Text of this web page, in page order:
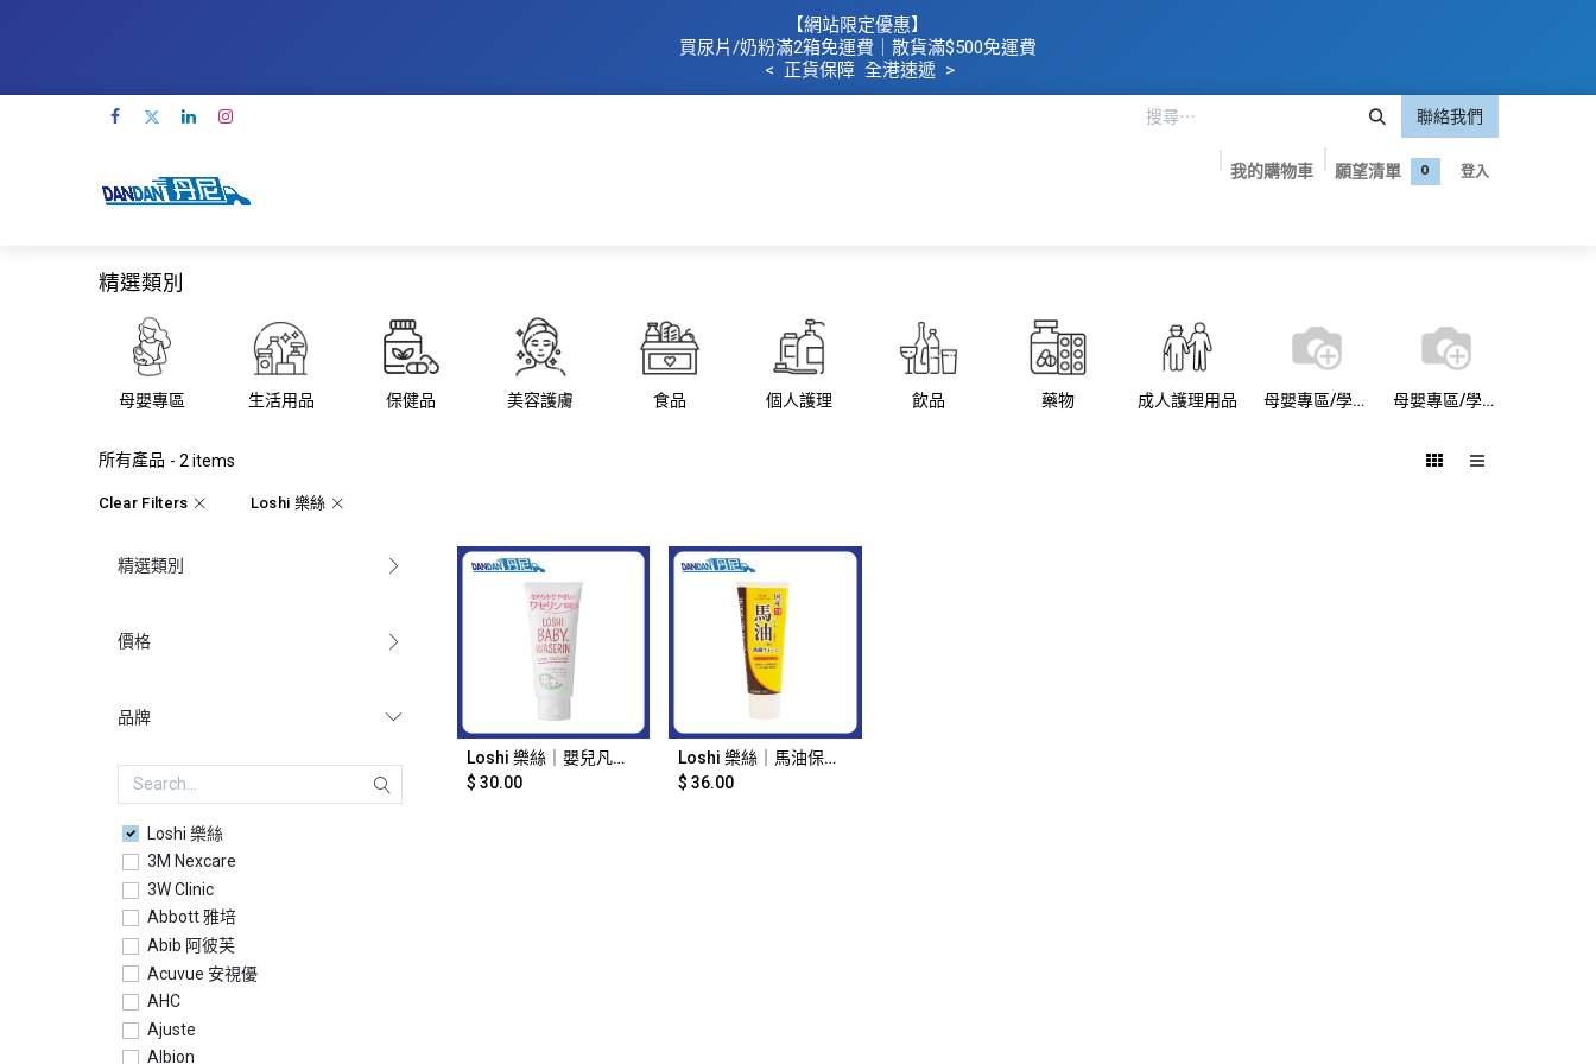
【網站限定優惠】
買尿片/奶粉滿2箱免運費｜散​貨滿$500免運費
< 正貨保障 全港速遞 >
聯絡我們
我的購物車 0
願望清單 登入
精選類別
母嬰專區 生活用品 保健品 美容護膚 食品 個人護理 飲品 藥物 成人護理用品 母嬰專區/學習褲 母嬰專區/學習褲/Pampers
所有產品 - 2 items
Clear Filters Loshi 樂絲
精選類別
價格
品牌
Loshi 樂絲
3M Nexcare
3W Clinic
Abbott 雅培
Abib 阿彼芙
Acuvue 安視優
AHC
Ajuste
Albion
Loshi 樂絲｜嬰兒凡士林｜65g｜13448
$ 30.00
Add to CartLoshi 樂絲｜馬油保濕洗面膏｜130g｜6246
$36.00